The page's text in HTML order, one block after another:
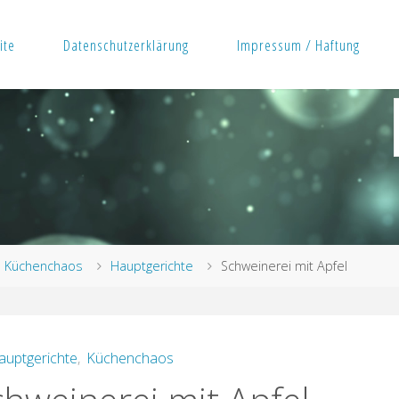
Datenschutzerklärung Impressum / Haftung
Küchenchaos Hauptgerichte Schweinerei mit Apfel
, Küchenchaos